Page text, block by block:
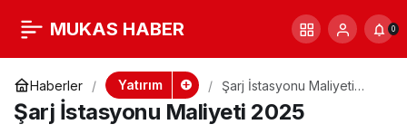
MUKAS HABER 0
Haberler Yatırım
Şarj İstasyonu Maliyeti
2025
Şarj İstasyonu Maliyeti 2025
Şarj İstasyonu
Maliyeti 2025
- 0